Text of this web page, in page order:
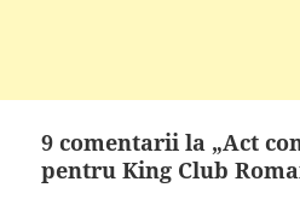
9 comentarii la „Act
pentru King Club